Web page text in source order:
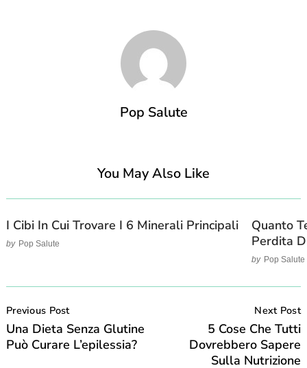
Pop Salute
You May Also Like
I Cibi In Cui Trovare I 6 Minerali Principali
by Pop Salute
Quanto
Perdita
by Pop Salute
Navigation
Previous Post
Una Dieta Senza Glutine
Può Curare L’epilessia?
Next Post
5 Cose Che Tutti
Dovrebbero Sapere
Sulla Nutrizione